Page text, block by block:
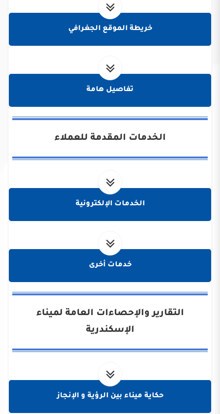
خريطة الموقع الجغرافي
تفاصيل هامة
الخدمات المقدمة للعملاء
الخدمات الإلكترونية
خدمات أخرى
التقارير والإحصاءات العامة لميناء
الإسكندرية
حكاية ميناء بين الرؤية و الإنجاز